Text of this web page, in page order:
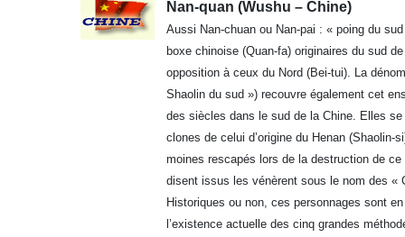
Nan-quan (Wushu – Chine)
Aussi Nan-chuan ou Nan-pai : « poing du
boxe chinoise (Quan-fa) originaires du sud
opposition à ceux du Nord (Bei-tui). La
Shaolin du sud ») recouvre également cet
des siècles dans le sud de la Chine. Elles
clones de celui d’origine du Henan (Shaolin-
moines rescapés lors de la destruction de
disent issus les vénèrent sous le nom des «
Historiques ou non, ces personnages sont
l’existence actuelle des cinq grandes